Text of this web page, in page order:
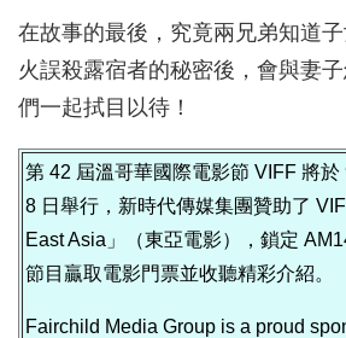
在故事的最後，究竟兩兄弟知道
火誤殺露宿者的秘密後，會與妻
們一起拭目以待！
第 42 屆溫哥華國際電影節 VIFF 將於
8 日舉行，新時代傳媒集團贊助了
East Asia」（東亞電影），鎖定
節目贏取電影門票並收聽精彩介紹。
Fairchild Media Group is a proud